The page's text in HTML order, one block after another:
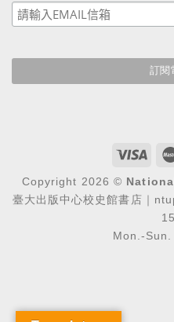
Copyright 2026 ©
臺大出版中心校史館書店｜
Mon.-